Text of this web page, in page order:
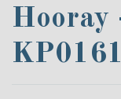
KP0161